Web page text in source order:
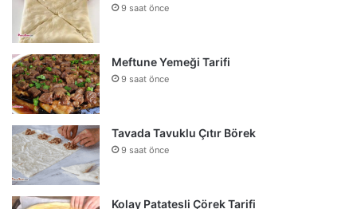
9 saat önce
Meftune Yemeği Tarifi
9 saat önce
Tavada Tavuklu Çıtır Börek
9 saat önce
Kolay Patatesli Çörek Tarifi